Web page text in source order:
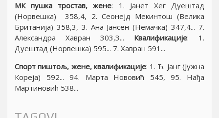
МК пушка тростав, жене: 1. Jанет Хег Дуештад
(Норвешка) 358,4, 2. Сеонеjд Мекинтош (Велика
Британиjа) 358,3, 3. Ана Jансен (Немачка) 347,4... 7.
Александра Хавран 303,3... Квалификациjе: 1.
Дуештад (Норвешка) 595... 7. Хавран 591...
Спорт пиштољ, жене, квалификациjе: 1. Ђ. Jанг (Jужна
Кореjа) 592... 94. Марта Нововић 545, 95. Нађа
Мартиновић 538...